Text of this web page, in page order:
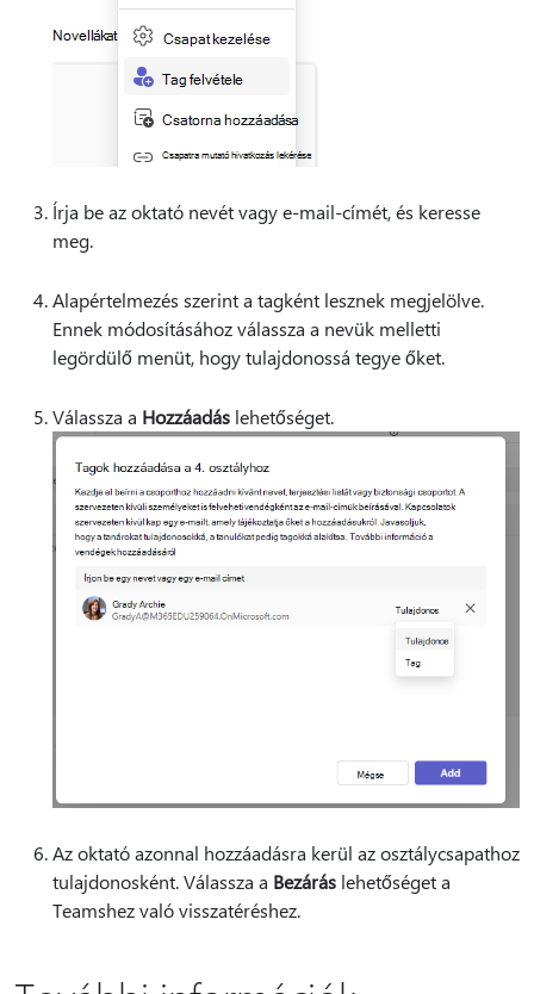
Írja be az oktató nevét vagy e-mail-címét, és keresse
meg.
Alapértelmezés szerint a tagként lesznek megjelölve.
Ennek módosításához válassza a nevük melletti
legördülő menüt, hogy tulajdonossá tegye őket.
Válassza a Hozzáadás lehetőséget.
Az oktató azonnal hozzáadásra kerül az osztálycsapathoz
tulajdonosként. Válassza a Bezárás lehetőséget a
Teamshez való visszatéréshez.